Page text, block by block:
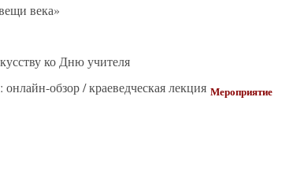
века»
ко Дню учителя
обзор / краеведческая лекция Мероприятие